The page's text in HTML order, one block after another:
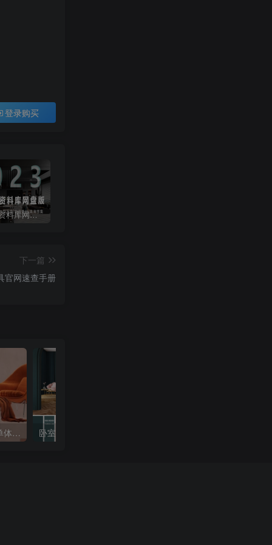
登录购买
2023拓者资料库网盘版800GB | CAD施工图+3D模型+户型方案+高清图集等
下一篇
官网速查手册
1881张家装空间软装白底单体高清图集 卧室空间软装配色方案